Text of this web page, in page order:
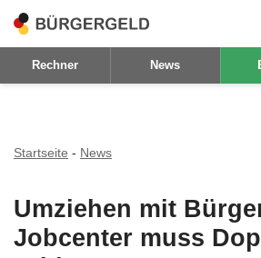
Zum
Inhalt
Rechner News
Startseite - News
Umziehen mit
Jobcenter muss